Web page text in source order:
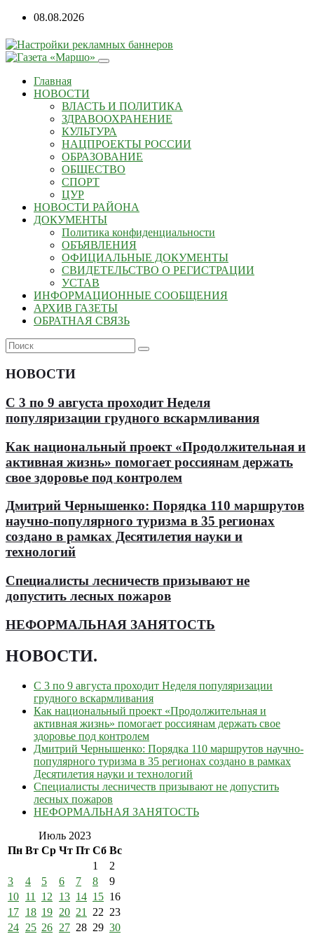
Перейти
содержанию
08.08.2026
Главная
НОВОСТИ
ВЛАСТЬ И ПОЛИТИКА
ЗДРАВООХРАНЕНИЕ
КУЛЬТУРА
НАЦПРОЕКТЫ РОССИИ
ОБРАЗОВАНИЕ
ОБЩЕСТВО
СПОРТ
ЦУР
НОВОСТИ РАЙОНА
ДОКУМЕНТЫ
Политика конфиденциальности
ОБЪЯВЛЕНИЯ
ОФИЦИАЛЬНЫЕ ДОКУМЕНТЫ
СВИДЕТЕЛЬСТВО О РЕГИСТРАЦИИ
УСТАВ
ИНФОРМАЦИОННЫЕ СООБЩЕНИЯ
АРХИВ ГАЗЕТЫ
ОБРАТНАЯ СВЯЗЬ
НОВОСТИ
С 3 по 9 августа проходит Неделя
популяризации грудного вскармливания
Как национальный проект «Продолжительная и
активная жизнь» помогает россиянам держать
свое здоровье под контролем
Дмитрий Чернышенко: Порядка 110 маршрутов
научно-популярного туризма в 35 регионах
создано в рамках Десятилетия науки и
технологий
Специалисты лесничеств призывают не
допустить лесных пожаров
НЕФОРМАЛЬНАЯ ЗАНЯТОСТЬ
НОВОСТИ.
С 3 по 9 августа проходит Неделя популяризации
грудного вскармливания
Как национальный проект «Продолжительная и
активная жизнь» помогает россиянам держать свое
здоровье под контролем
Дмитрий Чернышенко: Порядка 110 маршрутов научно-
популярного туризма в 35 регионах создано в рамках
Десятилетия науки и технологий
Специалисты лесничеств призывают не допустить
лесных пожаров
НЕФОРМАЛЬНАЯ ЗАНЯТОСТЬ
Июль 2023
Пн Вт Ср Чт Пт Сб Вс
1
2
3
4 5 6 7 8
9
10 11 12 13 14 15 16
17 18 19 20 21 22 23
24 25 26 27 28 29 30